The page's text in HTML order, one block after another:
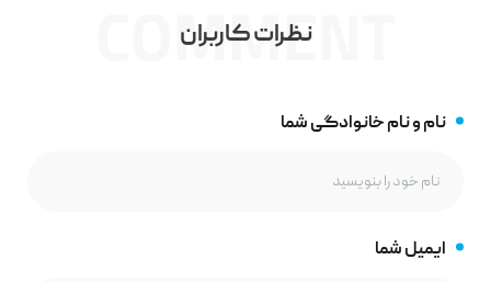
نظرات کاربران
COMMENT
نام و نام خانوادگی شما
ایمیل شما